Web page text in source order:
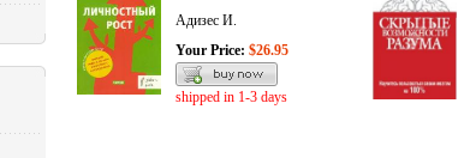
Адизес И.
Your Price: $26.95
shipped in 1-3 days